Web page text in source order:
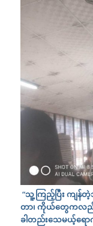
“သူ့ကြည့်ပြီး ကျန်တဲ့
တာ၊ ကိုယ်တွေကလည်း
ခါတည်းသေမယ့်ရော